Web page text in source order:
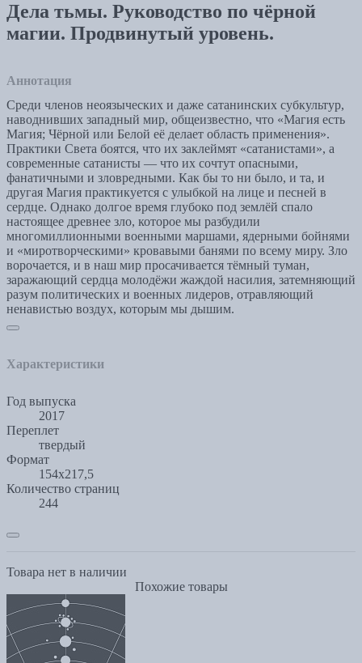
Дела тьмы. Руководство по чёрной
магии. Продвинутый уровень.
Аннотация
Среди членов неоязыческих и даже сатанинских субкультур,
наводнивших западный мир, общеизвестно, что «Магия есть
Магия; Чёрной или Белой её делает область применения».
Практики Света боятся, что их заклеймят «сатанистами», а
современные сатанисты — что их сочтут опасными,
фанатичными и зловредными. Как бы то ни было, и та, и
другая Магия практикуется с улыбкой на лице и песней в
сердце. Однако долгое время глубоко под землёй спало
настоящее древнее зло, которое мы разбудили
многомиллионными военными маршами, ядерными бойнями
и «миротворческими» кровавыми банями по всему миру. Зло
ворочается, и в наш мир просачивается тёмный туман,
заражающий сердца молодёжи жаждой насилия, затемняющий
разум политических и военных лидеров, отравляющий
ненавистью воздух, которым мы дышим.
Характеристики
Год выпуска
2017
Переплет
твердый
Формат
154x217,5
Количество страниц
244
Товара нет в наличии
Похожие товары